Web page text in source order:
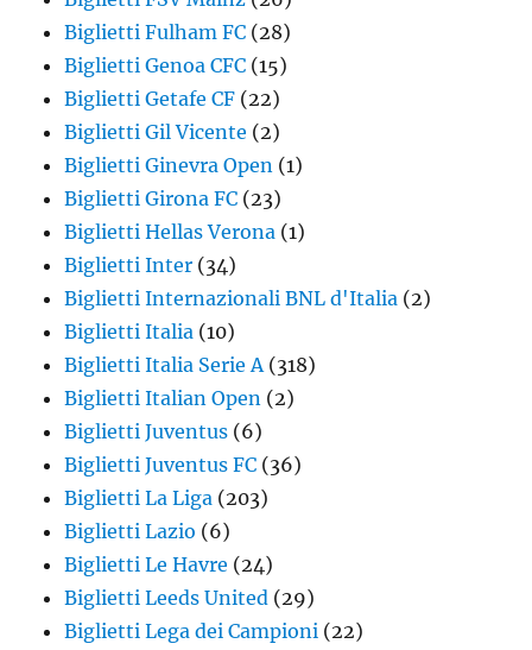
Biglietti Fulham FC (28)
Biglietti Genoa CFC (15)
Biglietti Getafe CF (22)
Biglietti Gil Vicente (2)
Biglietti Ginevra Open (1)
Biglietti Girona FC (23)
Biglietti Hellas Verona (1)
Biglietti Inter (34)
Biglietti Internazionali BNL d'Italia (2)
Biglietti Italia (10)
Biglietti Italia Serie A (318)
Biglietti Italian Open (2)
Biglietti Juventus (6)
Biglietti Juventus FC (36)
Biglietti La Liga (203)
Biglietti Lazio (6)
Biglietti Le Havre (24)
Biglietti Leeds United (29)
Biglietti Lega dei Campioni (22)